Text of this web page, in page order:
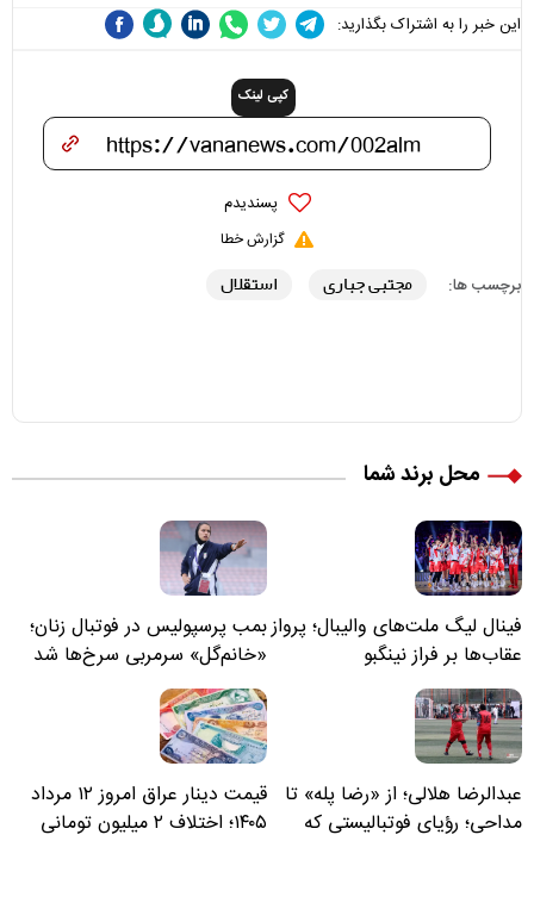
این خبر را به اشتراک بگذارید:
کپی لینک
پسندیدم
گزارش خطا
برچسب ها: مجتبی جباری استقلال
محل برند شما
فینال لیگ ملت‌های والیبال؛ پرواز
عقاب‌ها بر فراز نینگبو
بمب پرسپولیس در فوتبال زنان؛
«خانم‌گل» سرمربی سرخ‌ها شد
عبدالرضا هلالی؛ از «رضا پله» تا
مداحی؛ رؤیای فوتبالیستی که
قیمت دینار عراق امروز ۱۲ مرداد
۱۴۰۵؛ اختلاف ۲ میلیون تومانی